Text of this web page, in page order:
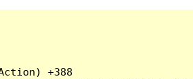
+388